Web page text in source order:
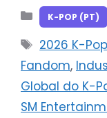
Categorias
K-POP (PT)
Tags
2026 K-
Fandom,
Global do K-
SM